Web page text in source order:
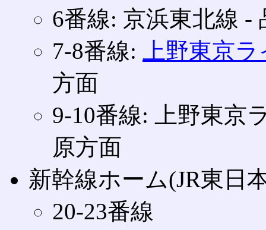
6番線: 京浜東北線 ‐
7‐8番線:
上野東京
方面
9‐10番線: 上野東京
原方面
新幹線ホーム(JR東日
20‐23番線